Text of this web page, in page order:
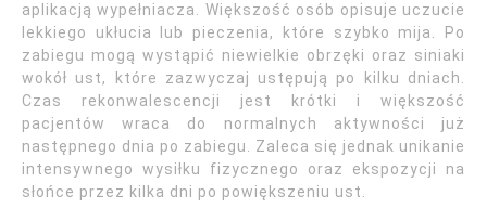
aplikacją wypełniacza. Większość osób opisuje uczucie
lekkiego ukłucia lub pieczenia, które szybko mija. Po
zabiegu mogą wystąpić niewielkie obrzęki oraz siniaki
wokół ust, które zazwyczaj ustępują po kilku dniach.
Czas rekonwalescencji jest krótki i większość
pacjentów wraca do normalnych aktywności już
następnego dnia po zabiegu. Zaleca się jednak unikanie
intensywnego wysiłku fizycznego oraz ekspozycji na
słońce przez kilka dni po powiększeniu ust.